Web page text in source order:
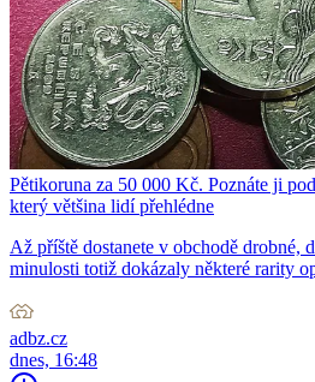
Pětikoruna za 50 000 Kč. Poznáte ji
který většina lidí přehlédne
Až příště dostanete v obchodě drobné,
minulosti totiž dokázaly některé rarity
adbz.cz
dnes, 16:48